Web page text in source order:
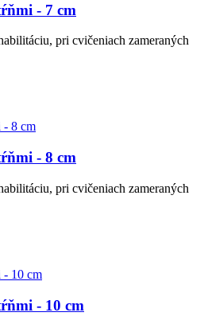
- 7 cm
pri cvičeniach zameraných
- 8 cm
pri cvičeniach zameraných
- 10 cm